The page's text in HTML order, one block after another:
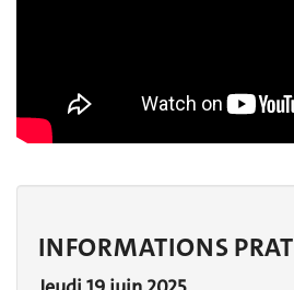
INFORMATIONS